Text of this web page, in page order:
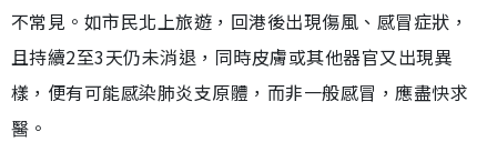
不常見。如市民北上旅遊，回港後出現傷風、感冒症狀，
且持續2至3天仍未消退，同時皮膚或其他器官又出現異
樣，便有可能感染肺炎支原體，而非一般感冒，應盡快求
醫。